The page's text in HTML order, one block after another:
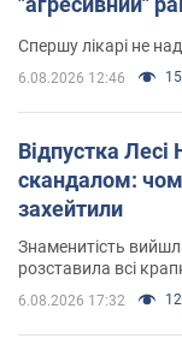
Спершу лікарі не
6.08.2026 12:46
Відпустка Лесі
скандалом:
захейтили
Знаменитість
розставила всі
6.08.2026 17:32